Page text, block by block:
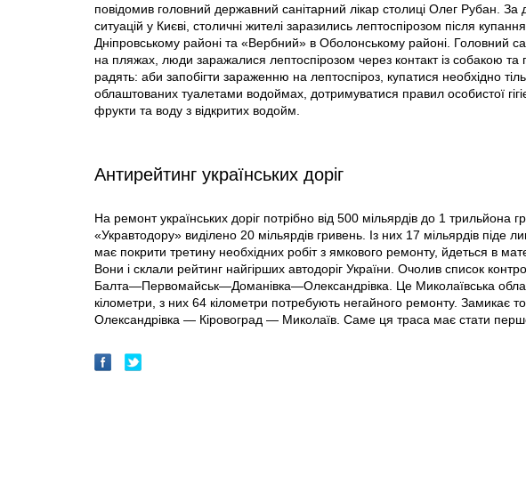
повідомив головний державний санітарний лікар столиці Олег Рубан.
ситуацій у Києві, столичні жителі заразились лептоспірозом після
Дніпровському районі та «Вербний» в Оболонському районі. Головний
на пляжах, люди заражалися лептоспірозом через контакт із собакою
радять: аби запобігти зараженню на лептоспіроз, купатися необхідно
облаштованих туалетами водоймах, дотримуватися правил особистої
фрукти та воду з відкритих водойм.
Антирейтинг українських доріг
На ремонт українських доріг потрібно від 500 мільярдів до 1 трильйона
«Укравтодору» виділено 20 мільярдів гривень. Із них 17 мільярдів
має покрити третину необхідних робіт з ямкового ремонту, йдеться в
Вони і склали рейтинг найгірших автодоріг України. Очолив список
Балта—Первомайськ—Доманівка—Олександрівка. Це Миколаївська
кілометри, з них 64 кілометри потребують негайного ремонту. Замикає
Олександрівка — Кіровоград — Миколаїв. Саме ця траса має стати